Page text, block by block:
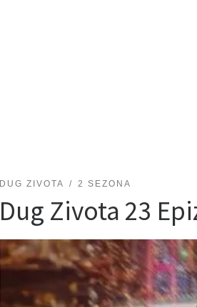
DUG ZIVOTA 2 SEZONA
Dug Zivota 23